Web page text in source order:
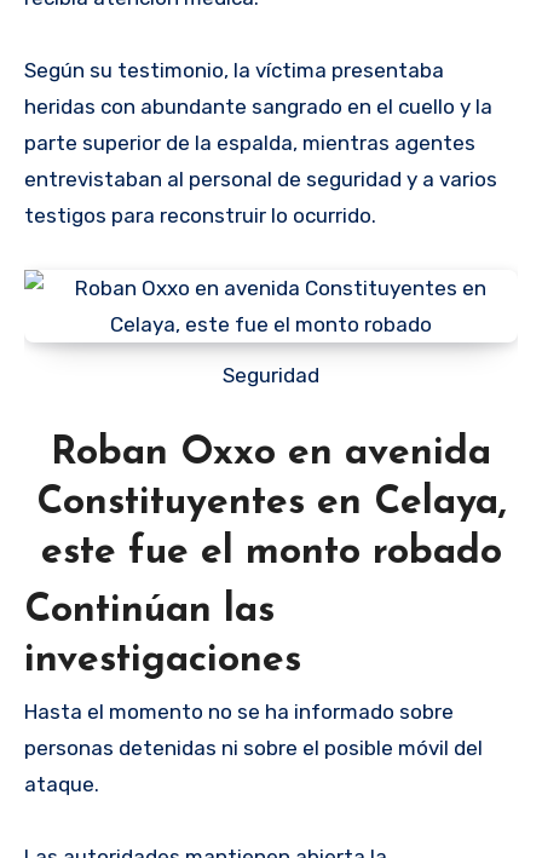
Según su testimonio, la víctima presentaba
heridas con abundante sangrado en el cuello y la
parte superior de la espalda, mientras agentes
entrevistaban al personal de seguridad y a varios
testigos para reconstruir lo ocurrido.
Seguridad
Roban Oxxo en avenida
Constituyentes en Celaya,
este fue el monto robado
Continúan las
investigaciones
Hasta el momento no se ha informado sobre
personas detenidas ni sobre el posible móvil del
ataque.